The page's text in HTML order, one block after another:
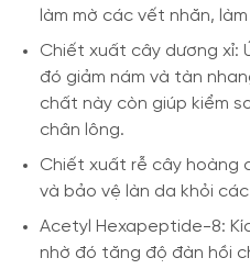
làm mờ các vết nhăn,
Chiết xuất cây dương xỉ:
đó giảm nám và tàn
chất này còn giúp kiểm
chân lông.
Chiết xuất rễ cây hoàng
và bảo vệ làn da khỏi
Acetyl Hexapeptide-8:
nhờ đó tăng độ đàn hồi